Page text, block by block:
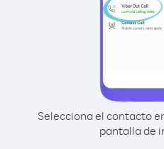
Selecciona el contacto
pantalla de